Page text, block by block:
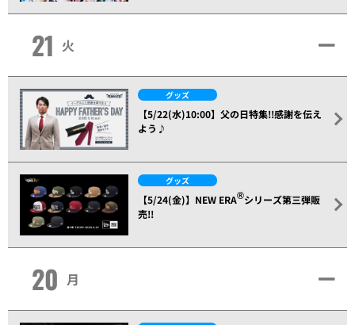
21 火
グッズ
【5/22(水)10:00】父の日特集!!感謝を伝え
よう♪
グッズ
【5/24(金)】NEW ERA®シリーズ第三弾販
売!!
20 月